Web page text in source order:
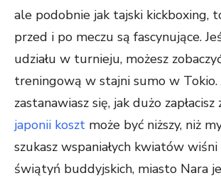
ale podobnie jak tajski kickboxing,
przed i po meczu są fascynujące.
udziału w turnieju, możesz
treningową w stajni sumo w Tokio.
zastanawiasz się, jak dużo zapłacisz
japonii koszt może być niższy, niż
szukasz wspaniałych kwiatów
świątyń buddyjskich, miasto Nara